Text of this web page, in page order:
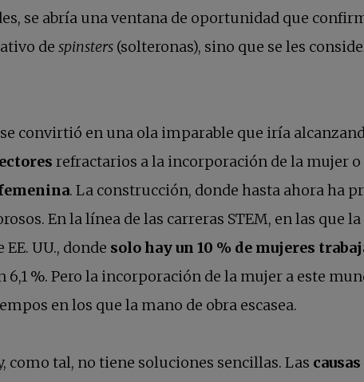
se abría una ventana de oportunidad que
de spinsters (solteronas), sino que se les
convirtió en una ola imparable que iría
refractarios a la incorporación de la mujer
. La construcción, donde hasta ahora ha
En la línea de las carreras STEM, en las que
UU., donde solo hay un 10 % de mujeres
6,1 %. Pero la incorporación de la mujer a este
en los que la mano de obra escasea.
como tal, no tiene soluciones sencillas. Las causas